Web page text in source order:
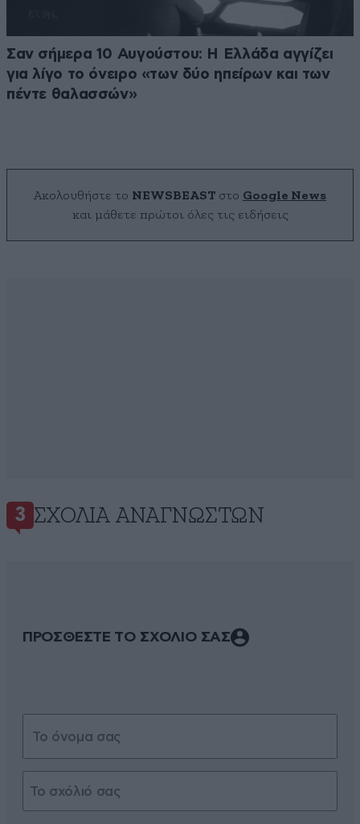
Σαν σήμερα 10 Αυγούστου: Η Ελλάδα αγγίζει
για λίγο το όνειρο «των δύο ηπείρων και των
πέντε θαλασσών»
Ακολουθήστε το NEWSBEAST στο Google News
και μάθετε πρώτοι όλες τις ειδήσεις
3 ΣΧΌΛΙΑ ΑΝΑΓΝΩΣΤΏΝ
ΠΡΟΣΘΕΣΤΕ ΤΟ ΣΧΟΛΙΟ ΣΑΣ